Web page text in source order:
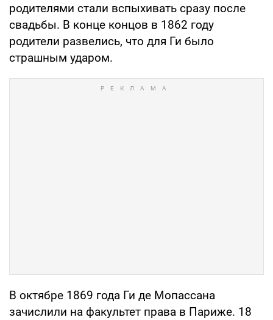
родителями стали вспыхивать сразу после
свадьбы. В конце концов в 1862 году
родители развелись, что для Ги было
страшным ударом.
В октябре 1869 года Ги де Мопассана
зачислили на факультет права в Париже. 18